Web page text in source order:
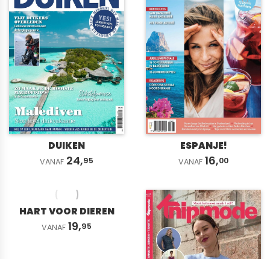
DUIKEN
VANAF 24,95
ESPANJE!
VANAF 16,00
HART VOOR DIEREN
VANAF 19,95